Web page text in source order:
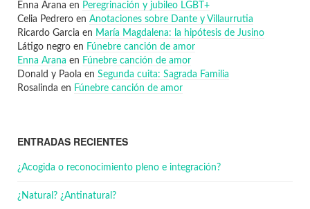
Enna Arana en Peregrinación y jubileo LGBT+
Celia Pedrero en Anotaciones sobre Dante y Villaurrutia
Ricardo Garcia en María Magdalena: la hipótesis de Jusino
Látigo negro en Fúnebre canción de amor
Enna Arana en Fúnebre canción de amor
Donald y Paola en Segunda cuita: Sagrada Familia
Rosalinda en Fúnebre canción de amor
ENTRADAS RECIENTES
¿Acogida o reconocimiento pleno e integración?
¿Natural? ¿Antinatural?